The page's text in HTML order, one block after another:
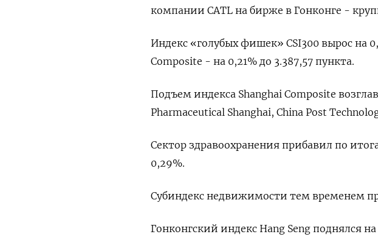
компании CATL на бирже в Гонконге -
Индекс «голубых фишек» CSI300 вырос на
Composite - на 0,21% до 3.387,57 пункта.
Подъем индекса Shanghai Composite
Pharmaceutical Shanghai, China Post
Сектор здравоохранения прибавил по
0,29%.
Субиндекс недвижимости тем временем
Гонконгский индекс Hang Seng поднялся